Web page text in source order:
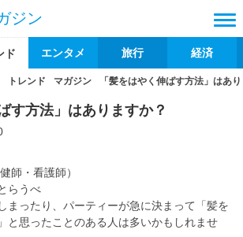
ジン
ド エンタメ 旅行 経済
トレンド マガジン 「髪をはやく伸ばす方法」はあ
す方法」はありますか？
師・看護師）
らうべ
まったり、パーティーが急に決まって「髪を
と思ったことのある人は多いかもしれませ